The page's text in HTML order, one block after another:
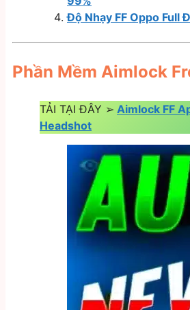
Độ Nhạy FF Oppo Full
Phần Mềm Aimlock
TẢI TẠI ĐÂY ➢ Aimlock FF
Headshot